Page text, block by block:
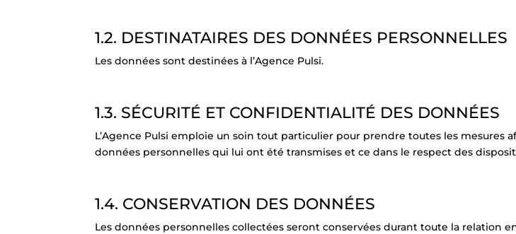
1.2. DESTINATAIRES DES DONNÉES PERSONNELLES
Les données sont destinées à l’Agence Pulsi.
1.3. SÉCURITÉ ET CONFIDENTIALITÉ DES DONNÉES
L’Agence Pulsi emploie un soin tout particulier pour prendre toutes les mesures
données personnelles qui lui ont été transmises et ce dans le respect des
1.4. CONSERVATION DES DONNÉES
Les données personnelles collectées seront conservées durant toute la relation